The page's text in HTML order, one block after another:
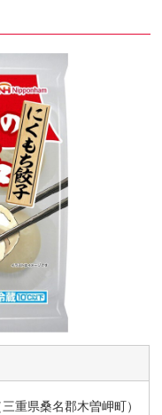
重県桑名郡木曽岬町）